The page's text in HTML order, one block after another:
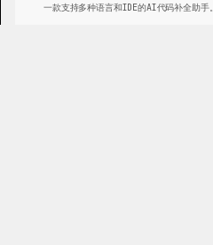
一款支持多种语言和IDE的AI代码补全助手。